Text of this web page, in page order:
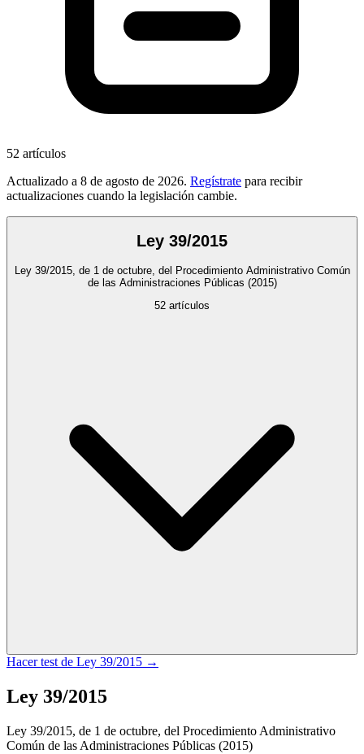
52 artículos
Actualizado a 8 de agosto de 2026. Regístrate para recibir
actualizaciones cuando la legislación cambie.
Ley 39/2015
Ley 39/2015, de 1 de octubre, del Procedimiento Administrativo Común
de las Administraciones Públicas (2015)
52 artículos
Hacer test de Ley 39/2015 →
Ley 39/2015
Ley 39/2015, de 1 de octubre, del Procedimiento Administrativo
Común de las Administraciones Públicas (2015)